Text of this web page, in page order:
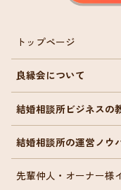
トップページ
良縁会について
結婚相談所ビジネスの
結婚相談所の運営ノウ
先輩仲人・オーナー様